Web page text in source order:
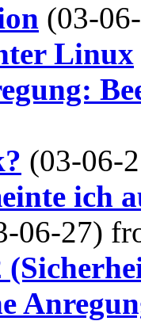
(03-
Linux
(03-06-
ich
06-27)